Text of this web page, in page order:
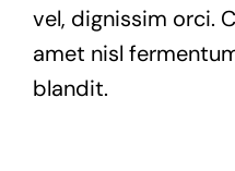
vel, dignissim orci.
amet nisl
blandit.